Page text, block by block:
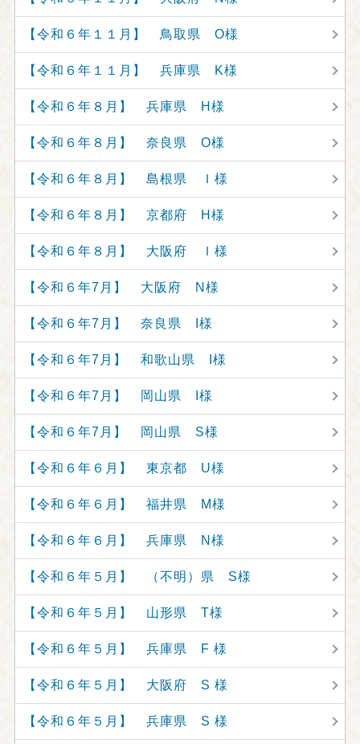
【令和６年１１月】 鳥取県 O様
【令和６年１１月】 兵庫県 K様
【令和６年８月】 兵庫県 H様
【令和６年８月】 奈良県 O様
【令和６年８月】 島根県 Ｉ様
【令和６年８月】 京都府 H様
【令和６年８月】 大阪府 Ｉ様
【令和６年7月】 大阪府 N様
【令和６年7月】 奈良県 I様
【令和６年7月】 和歌山県 I様
【令和６年7月】 岡山県 I様
【令和６年7月】 岡山県 S様
【令和６年６月】 東京都 U様
【令和６年６月】 福井県 M様
【令和６年６月】 兵庫県 N様
【令和６年５月】 （不明）県 S様
【令和６年５月】 山形県 T様
【令和６年５月】 兵庫県 F 様
【令和６年５月】 大阪府 S 様
【令和６年５月】 兵庫県 S 様